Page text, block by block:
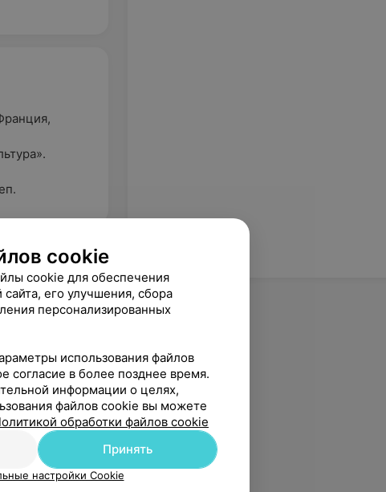
Рекомендую
cookie
cookie для обеспечения
сайта, его улучшения, сбора
персонализированных
использования файлов
согласие в более позднее время.
информации о целях,
файлов cookie вы можете
обработки файлов cookie
Принять
настройки Cookie